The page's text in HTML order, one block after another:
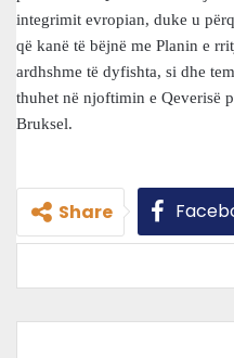
integrimit evropian, duke u
që kanë të bëjnë me Planin e
ardhshme të dyfishta, si dhe
thuhet në njoftimin e Qeverisë
Bruksel.
Share